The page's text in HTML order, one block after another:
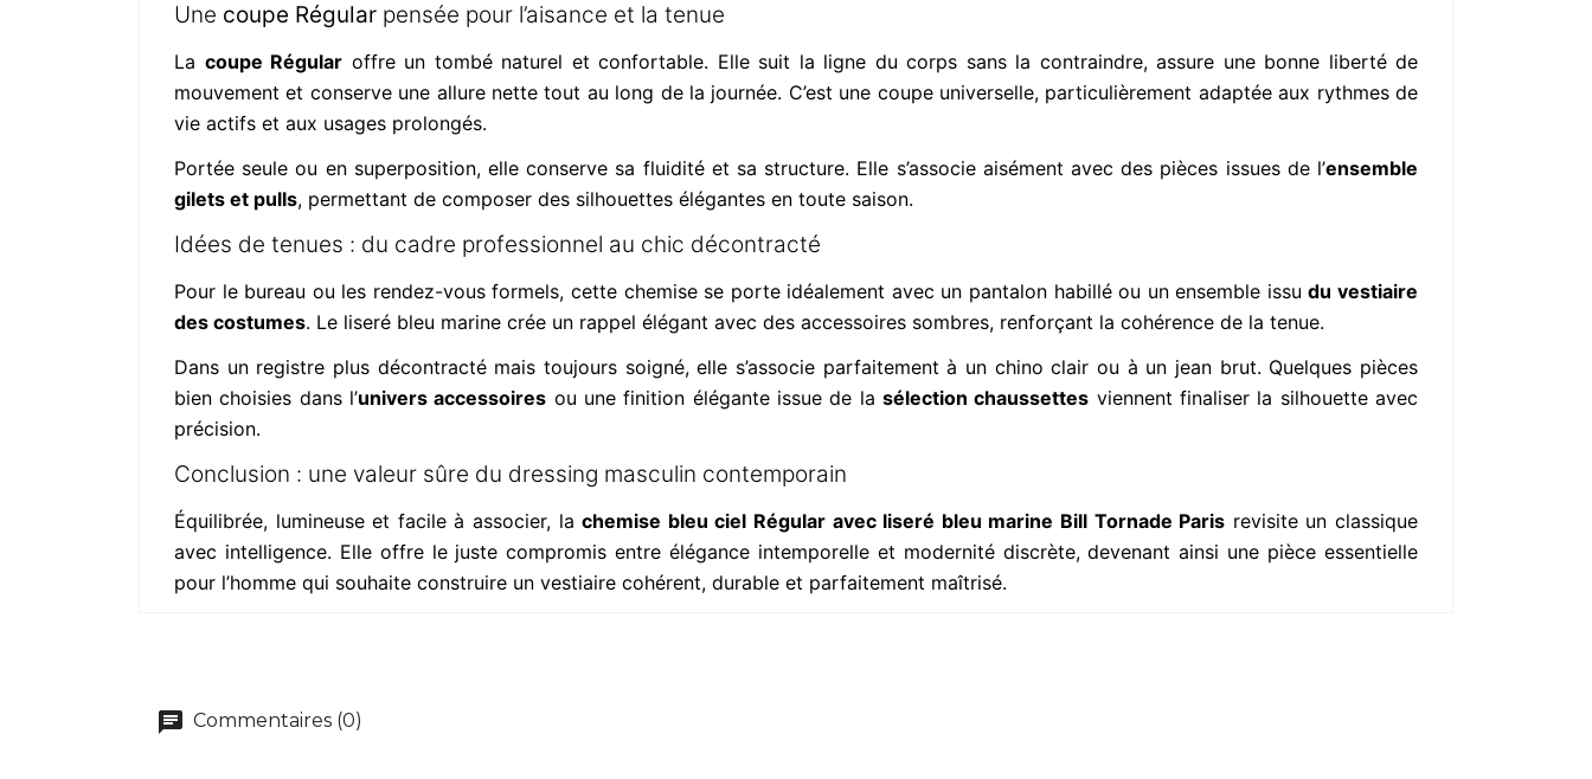
Une coupe Régular pensée pour l’aisance et la tenue
La coupe Régular offre un tombé naturel et confortable. Elle suit la ligne du corps sans la contraindre, assure une bonne liberté de
mouvement et conserve une allure nette tout au long de la journée. C’est une coupe universelle, particulièrement adaptée aux rythmes de
vie actifs et aux usages prolongés.
Portée seule ou en superposition, elle conserve sa fluidité et sa structure. Elle s’associe aisément avec des pièces issues de l’ensemble
gilets et pulls, permettant de composer des silhouettes élégantes en toute saison.
Idées de tenues : du cadre professionnel au chic décontracté
Pour le bureau ou les rendez-vous formels, cette chemise se porte idéalement avec un pantalon habillé ou un ensemble issudu vestiaire
des costumes. Le liseré bleu marine crée un rappel élégant avec des accessoires sombres, renforçant la cohérence de la tenue.
Dans un registre plus décontracté mais toujours soigné, elle s’associe parfaitement à un chino clair ou à un jean brut. Quelques pièces
bien choisies dans l’univers accessoires ou une finition élégante issue de lasélection chaussettes viennent finaliser la silhouette avec
précision.
Conclusion : une valeur sûre du dressing masculin contemporain
Équilibrée, lumineuse et facile à associer, lachemise bleu ciel Régular avec liseré bleu marine Bill Tornade Paris revisite un classique
avec intelligence. Elle offre le juste compromis entre élégance intemporelle et modernité discrète, devenant ainsi une pièce essentielle
pour l’homme qui souhaite construire un vestiaire cohérent, durable et parfaitement maîtrisé.
Commentaires (0)